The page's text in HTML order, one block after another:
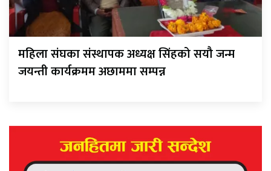
महिला संघका संस्थापक अध्यक्ष सिंहको सयौ जन्म
जयन्ती कार्यक्रमम अछाममा सम्पन्न